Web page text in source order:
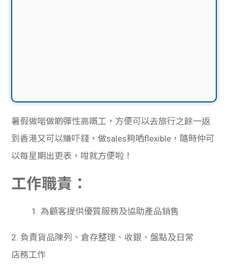
暑假做啱做啲彈性高嘅工，方便可以去旅行之餘一返
到香港又可以賺吓錢，做sales夠哂flexible，隨時仲可
以每星期出更表，咁就方便啦！
工作職責：
1. 為顧客提供優質服務及協助產品銷售
2. 負責貨品陳列、倉存整理、收銀、盤點及日常
店務工作